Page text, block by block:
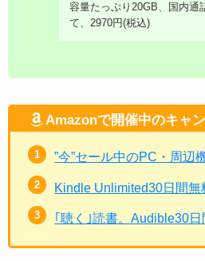
容量たっぷり20GB、国内通
て、2970円(税込)
Amazonで開催中のキャ
”今”セール中のPC・周辺
Kindle Unlimited30日間無
｢聴く｣読書。Audible30